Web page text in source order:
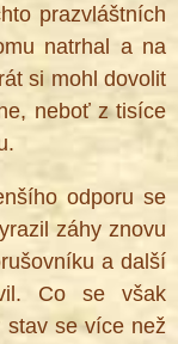
prazvláštních
natrhal a na
si mohl dovolit
neboť z tisíce
odporu se
záhy znovu
a další
Co se však
stav se více než